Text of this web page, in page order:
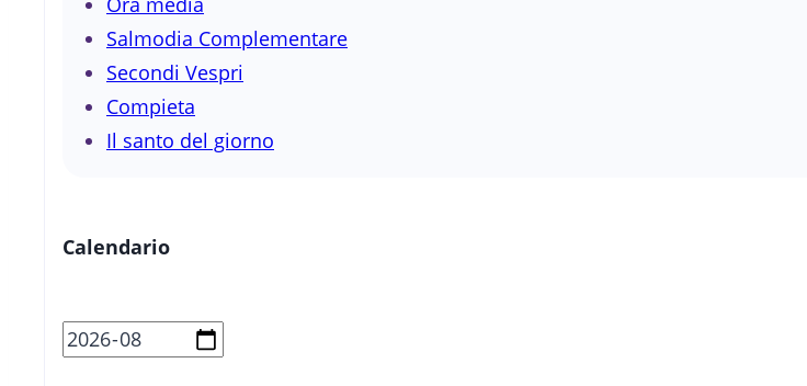
Salmodia Complementare
Secondi Vespri
Compieta
Il santo del giorno
Calendario